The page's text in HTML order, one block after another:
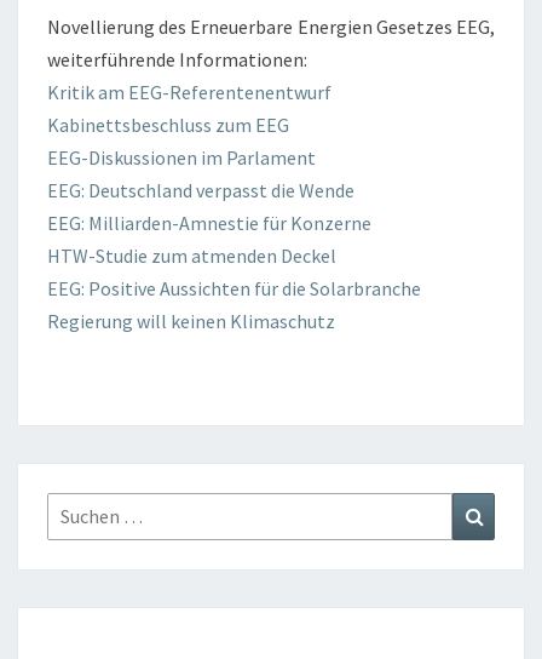
Novellierung des Erneuerbare Energien Gesetzes EEG,
weiterführende Informationen:
Kritik am EEG-Referentenentwurf
Kabinettsbeschluss zum EEG
EEG-Diskussionen im Parlament
EEG: Deutschland verpasst die Wende
EEG: Milliarden-Amnestie für Konzerne
HTW-Studie zum atmenden Deckel
EEG: Positive Aussichten für die Solarbranche
Regierung will keinen Klimaschutz
Suchen
nach: